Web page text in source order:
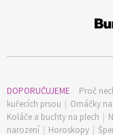
DOPORUČUJEME Proč
kuřecích prsou | Omáčky
Koláče a buchty na plech |
narození | Horoskopy |